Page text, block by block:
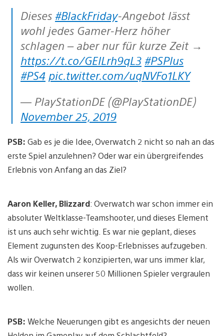
Dieses #BlackFriday-Angebot lässt
wohl jedes Gamer-Herz höher
schlagen – aber nur für kurze Zeit →
https://t.co/GEILrh9qL3 #PSPlus
#PS4 pic.twitter.com/uqNVFo1LKY
— PlayStationDE (@PlayStationDE)
November 25, 2019
PSB: Gab es je die Idee, Overwatch 2 nicht so nah an das
erste Spiel anzulehnen? Oder war ein übergreifendes
Erlebnis von Anfang an das Ziel?
Aaron Keller, Blizzard: Overwatch war schon immer ein
absoluter Weltklasse-Teamshooter, und dieses Element
ist uns auch sehr wichtig. Es war nie geplant, dieses
Element zugunsten des Koop-Erlebnisses aufzugeben.
Als wir Overwatch 2 konzipierten, war uns immer klar,
dass wir keinen unserer 50 Millionen Spieler vergraulen
wollen.
PSB: Welche Neuerungen gibt es angesichts der neuen